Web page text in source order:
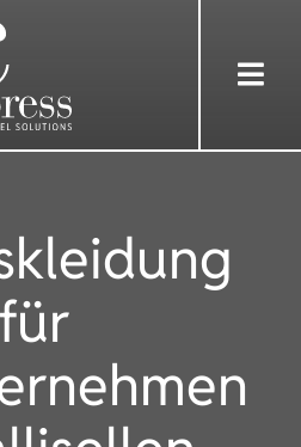
UNS
für